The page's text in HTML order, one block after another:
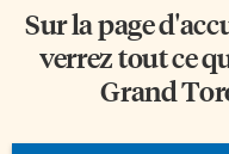
Sur la page
verrez tout ce
Grand